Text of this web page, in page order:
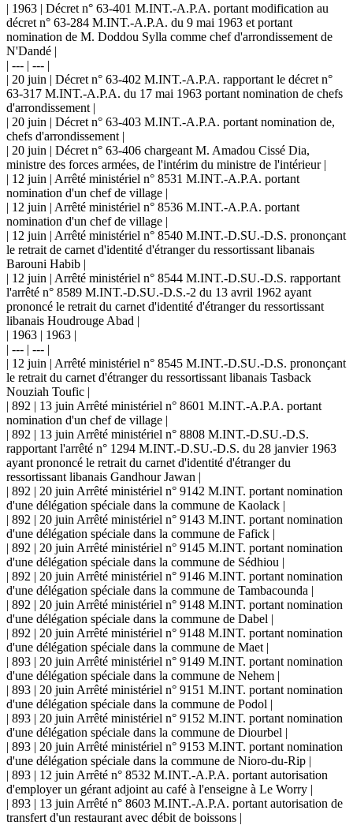
| 1963 | Décret n° 63-401 M.INT.-A.P.A. portant modification au
décret n° 63-284 M.INT.-A.P.A. du 9 mai 1963 et portant
nomination de M. Doddou Sylla comme chef d'arrondissement de
N'Dandé |
| --- | --- |
| 20 juin | Décret n° 63-402 M.INT.-A.P.A. rapportant le décret n°
63-317 M.INT.-A.P.A. du 17 mai 1963 portant nomination de chefs
d'arrondissement |
| 20 juin | Décret n° 63-403 M.INT.-A.P.A. portant nomination de,
chefs d'arrondissement |
| 20 juin | Décret n° 63-406 chargeant M. Amadou Cissé Dia,
ministre des forces armées, de l'intérim du ministre de l'intérieur |
| 12 juin | Arrêté ministériel n° 8531 M.INT.-A.P.A. portant
nomination d'un chef de village |
| 12 juin | Arrêté ministériel n° 8536 M.INT.-A.P.A. portant
nomination d'un chef de village |
| 12 juin | Arrêté ministériel n° 8540 M.INT.-D.SU.-D.S. prononçant
le retrait de carnet d'identité d'étranger du ressortissant libanais
Barouni Habib |
| 12 juin | Arrêté ministériel n° 8544 M.INT.-D.SU.-D.S. rapportant
l'arrêté n° 8589 M.INT.-D.SU.-D.S.-2 du 13 avril 1962 ayant
prononcé le retrait du carnet d'identité d'étranger du ressortissant
libanais Houdrouge Abad |
| 1963 | 1963 |
| --- | --- |
| 12 juin | Arrêté ministériel n° 8545 M.INT.-D.SU.-D.S. prononçant
le retrait du carnet d'étranger du ressortissant libanais Tasback
Nouziah Toufic |
| 892 | 13 juin Arrêté ministériel n° 8601 M.INT.-A.P.A. portant
nomination d'un chef de village |
| 892 | 13 juin Arrêté ministériel n° 8808 M.INT.-D.SU.-D.S.
rapportant l'arrêté n° 1294 M.INT.-D.SU.-D.S. du 28 janvier 1963
ayant prononcé le retrait du carnet d'identité d'étranger du
ressortissant libanais Gandhour Jawan |
| 892 | 20 juin Arrêté ministériel n° 9142 M.INT. portant nomination
d'une délégation spéciale dans la commune de Kaolack |
| 892 | 20 juin Arrêté ministériel n° 9143 M.INT. portant nomination
d'une délégation spéciale dans la commune de Fafick |
| 892 | 20 juin Arrêté ministériel n° 9145 M.INT. portant nomination
d'une délégation spéciale dans la commune de Sédhiou |
| 892 | 20 juin Arrêté ministériel n° 9146 M.INT. portant nomination
d'une délégation spéciale dans la commune de Tambacounda |
| 892 | 20 juin Arrêté ministériel n° 9148 M.INT. portant nomination
d'une délégation spéciale dans la commune de Dabel |
| 892 | 20 juin Arrêté ministériel n° 9148 M.INT. portant nomination
d'une délégation spéciale dans la commune de Maet |
| 893 | 20 juin Arrêté ministériel n° 9149 M.INT. portant nomination
d'une délégation spéciale dans la commune de Nehem |
| 893 | 20 juin Arrêté ministériel n° 9151 M.INT. portant nomination
d'une délégation spéciale dans la commune de Podol |
| 893 | 20 juin Arrêté ministériel n° 9152 M.INT. portant nomination
d'une délégation spéciale dans la commune de Diourbel |
| 893 | 20 juin Arrêté ministériel n° 9153 M.INT. portant nomination
d'une délégation spéciale dans la commune de Nioro-du-Rip |
| 893 | 12 juin Arrêté n° 8532 M.INT.-A.P.A. portant autorisation
d'employer un gérant adjoint au café à l'enseigne à Le Worry |
| 893 | 13 juin Arrêté n° 8603 M.INT.-A.P.A. portant autorisation de
transfert d'un restaurant avec débit de boissons |